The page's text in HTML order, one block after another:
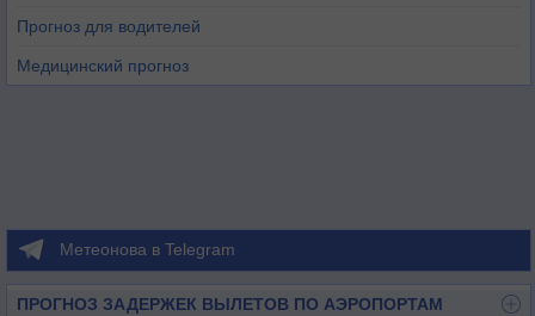
Прогноз для водителей
Медицинский прогноз
Метеонова в Telegram
ПРОГНОЗ ЗАДЕРЖЕК ВЫЛЕТОВ ПО АЭРОПОРТАМ